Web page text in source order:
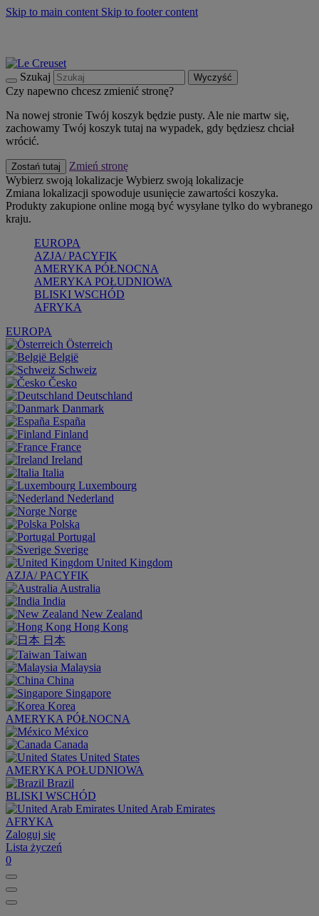
Skip to main content Skip to footer content
Szukaj Wyczyść
Czy napewno chcesz zmienić stronę?
Na nowej stronie Twój koszyk będzie pusty. Ale nie martw się,
zachowamy Twój koszyk tutaj na wypadek, gdy będziesz chciał
wrócić.
Zostań tutaj
Zmień stronę
Wybierz swoją lokalizacje Wybierz swoją lokalizacje
Zmiana lokalizacji spowoduje usunięcie zawartości koszyka.
Produkty zakupione online mogą być wysyłane tylko do wybranego
kraju.
EUROPA
AZJA/ PACYFIK
AMERYKA PÓŁNOCNA
AMERYKA POŁUDNIOWA
BLISKI WSCHÓD
AFRYKA
EUROPA
Österreich
België
Schweiz
Česko
Deutschland
Danmark
España
Finland
France
Ireland
Italia
Luxembourg
Nederland
Norge
Polska
Portugal
Sverige
United Kingdom
AZJA/ PACYFIK
Australia
India
New Zealand
Hong Kong
日本
Taiwan
Malaysia
China
Singapore
Korea
AMERYKA PÓŁNOCNA
México
Canada
United States
AMERYKA POŁUDNIOWA
Brazil
BLISKI WSCHÓD
United Arab Emirates
AFRYKA
Zaloguj się
Lista życzeń
0